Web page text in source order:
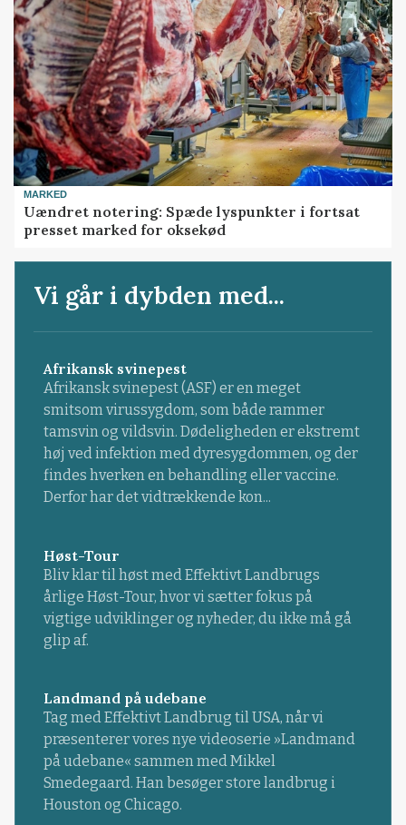
MARKED
Uændret notering: Spæde lyspunkter i fortsat
presset marked for oksekød
Vi går i dybden med...
Afrikansk svinepest
Afrikansk svinepest (ASF) er en meget
smitsom virussygdom, som både rammer
tamsvin og vildsvin. Dødeligheden er ekstremt
høj ved infektion med dyresygdommen, og der
findes hverken en behandling eller vaccine.
Derfor har det vidtrækkende kon...
Høst-Tour
Bliv klar til høst med Effektivt Landbrugs
årlige Høst-Tour, hvor vi sætter fokus på
vigtige udviklinger og nyheder, du ikke må gå
glip af.
Landmand på udebane
Tag med Effektivt Landbrug til USA, når vi
præsenterer vores nye videoserie »Landmand
på udebane« sammen med Mikkel
Smedegaard. Han besøger store landbrug i
Houston og Chicago.